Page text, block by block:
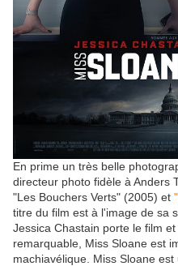
En prime un très belle
directeur photo fidèle à Anders
"Les Bouchers Verts" (2005) et
titre du film est à l'image de sa
Jessica Chastain porte le film
remarquable, Miss Sloane est
machiavélique. Miss Sloane